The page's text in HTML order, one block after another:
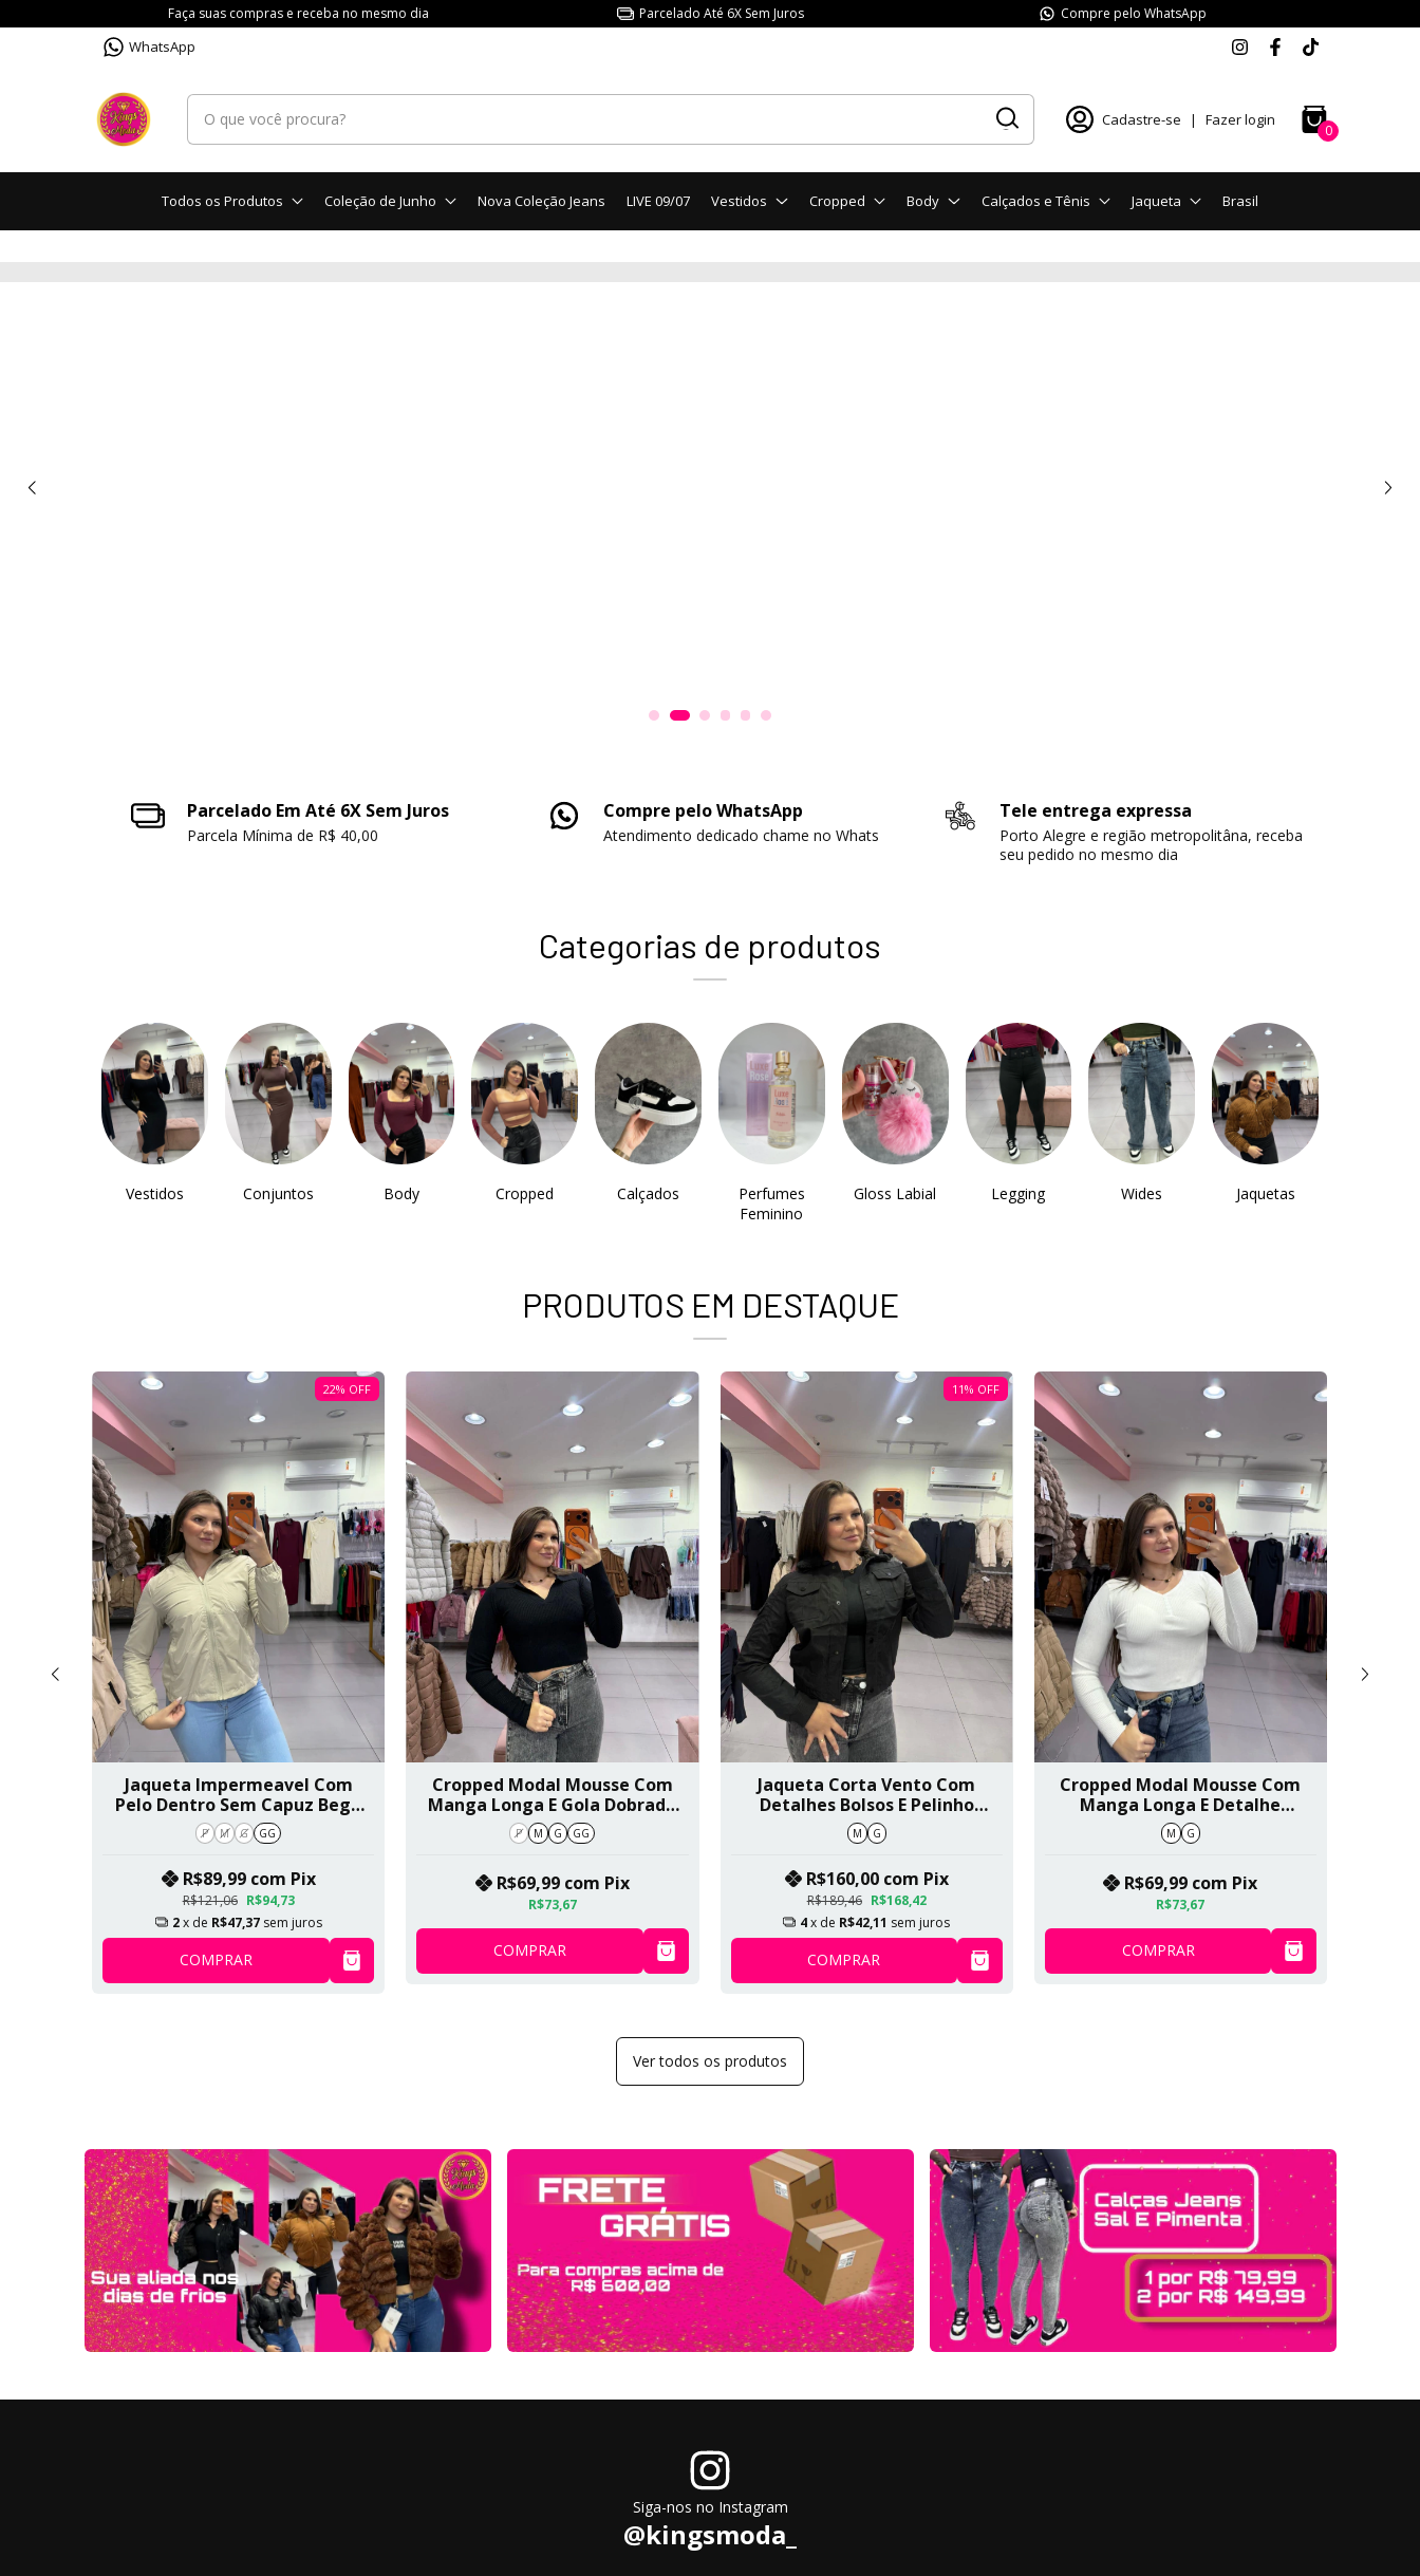
Faça suas compras e receba no mesmo dia Parcelado Até 6X Sem Juros Compre pelo WhatsApp
WhatsApp
Cadastre-se | Fazer login
0
Todos os Produtos Coleção de Junho Nova Coleção Jeans LIVE 09/07 Vestidos Cropped Body Calçados e Tênis Jaqueta Brasil
Parcelado Em Até 6X Sem Juros
Parcela Mínima de R$ 40,00
Compre pelo WhatsApp
Atendimento dedicado chame no Whats
Tele entrega expressa
Porto Alegre e região metropolitâna, receba
seu pedido no mesmo dia
Categorias de produtos
Vestidos Conjuntos Body Cropped Calçados
Perfumes
Feminino
Gloss Labial Legging Wides Jaquetas
PRODUTOS EM DESTAQUE
22% OFF
Jaqueta Impermeavel Com
Pelo Dentro Sem Capuz Bege
Gelo SKU 515
P M G GG
R$121,06 R$94,73
R$89,99 com Pix
2x de R$47,37 sem juros
COMPRAR
Cropped Modal Mousse Com
Manga Longa E Gola Dobrada
Preto SKU 456
P M G GG
R$73,67
R$69,99 com Pix
COMPRAR
11% OFF
Jaqueta Corta Vento Com
Detalhes Bolsos E Pelinho
Removível Preto SKU 421
M G
R$189,46 R$168,42
R$160,00 com Pix
4x de R$42,11 sem juros
COMPRAR
Cropped Modal Mousse Com
Manga Longa E Detalhe
Botões Branco SKU 455
M G
R$73,67
R$69,99 com Pix
COMPRAR
Ver todos os produtos
Siga-nos no Instagram
@kingsmoda_